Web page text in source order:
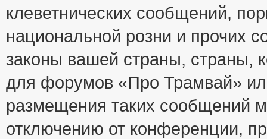
клеветнических сообщений,
национальной розни и прочих
законы вашей страны, страны,
для форумов «Про Трамвай»
размещения таких сообщений
отключению от конференции,